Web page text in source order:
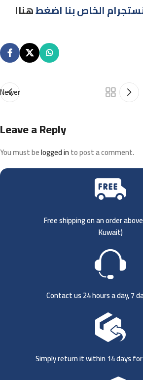
الخاص بنا اضغطهناا
Newer
Leave a Reply
You must belogged into post a comment.
Free shipping on an order
Kuwait)
Contact us 24 hours a day, 7
Simply return it within 14 days